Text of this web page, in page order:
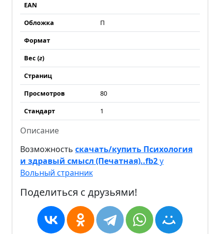
EAN
Обложка
П
Формат
Вес (г)
Страниц
Просмотров
80
Стандарт
1
Описание
Возможность скачать/купить Психология
и здравый смысл (Печатная)..fb2у
Вольный странник
Поделиться с друзьями!